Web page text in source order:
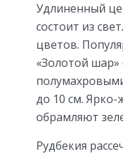
Удлиненный
состоит из
цветов.
«Золотой
до 10 см. Ярко-
обрамляют
Рудбекия